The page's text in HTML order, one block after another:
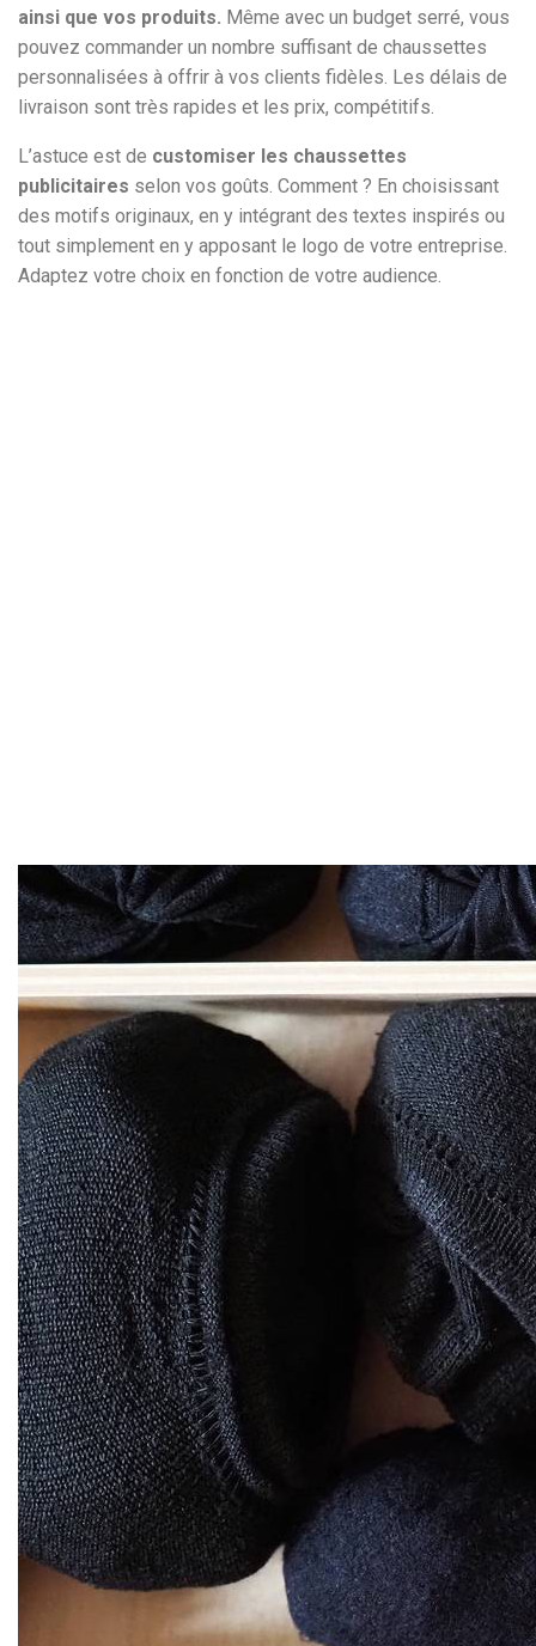
ainsi que vos produits. Même avec un budget serré, vous
pouvez commander un nombre suffisant de chaussettes
personnalisées à offrir à vos clients fidèles. Les délais de
livraison sont très rapides et les prix, compétitifs.
L’astuce est de customiser les chaussettes
publicitaires selon vos goûts. Comment ? En choisissant
des motifs originaux, en y intégrant des textes inspirés ou
tout simplement en y apposant le logo de votre entreprise.
Adaptez votre choix en fonction de votre audience.